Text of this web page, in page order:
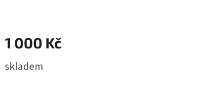
1 000 Kč
cena:
skladem